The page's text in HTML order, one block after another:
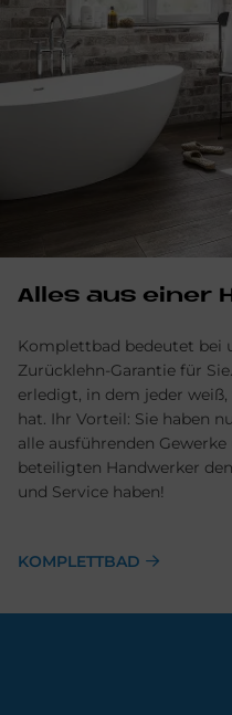
Alles aus einer
Komplettbad bedeutet bei
Zurücklehn-Garantie für
erledigt, in dem jeder
hat. Ihr Vorteil: Sie haben
alle ausführenden
beteiligten Handwerker
und Service haben!
KOMPLETTBAD